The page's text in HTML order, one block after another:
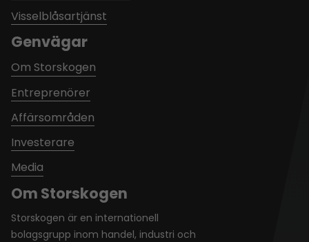
Om Storskogen
Storskogen är en internationell
bolagsgrupp inom handel, industri och
Visselblåsartjänst
Genvägar
Om Storskogen
Entreprenörer
Affärsområden
Investerare
Media